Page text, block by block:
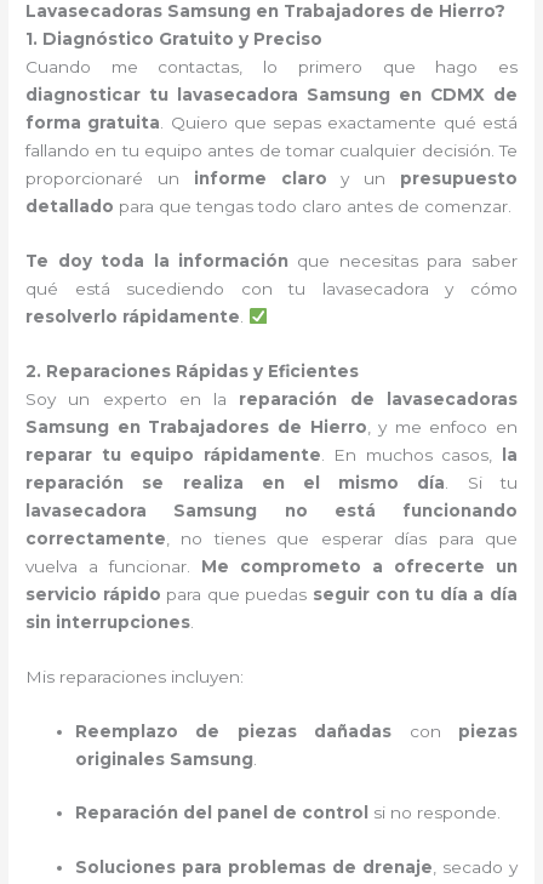
Lavasecadoras Samsung en Trabajadores de Hierro?
1. Diagnóstico Gratuito y Preciso
Cuando me contactas, lo primero que hago es
diagnosticar tu lavasecadora Samsung en CDMX de
forma gratuita . Quiero que sepas exactamente qué está
fallando en tu equipo antes de tomar cualquier decisión. Te
proporcionaré un informe claro y un presupuesto
detallado para que tengas todo claro antes de comenzar.
Te doy toda la información que necesitas para saber
qué está sucediendo con tu lavasecadora y cómo
resolverlo rápidamente
2. Reparaciones Rápidas y Eficientes
Soy un experto en la reparación de lavasecadoras
Samsung en Trabajadores de Hierro , y me enfoco en
reparar tu equipo rápidamente . En muchos casos,
la
reparación se realiza en el mismo día . Si tu
lavasecadora Samsung no está funcionando
correctamente , no tienes que esperar días para que
vuelva a funcionar. Me comprometo a ofrecerte un
servicio rápido para que puedas seguir con tu día a día
sin interrupciones
Mis reparaciones incluyen:
Reemplazo de piezas dañadas con piezas
originales Samsung
Reparación del panel de control si no responde.
Soluciones para problemas de drenaje, secado y